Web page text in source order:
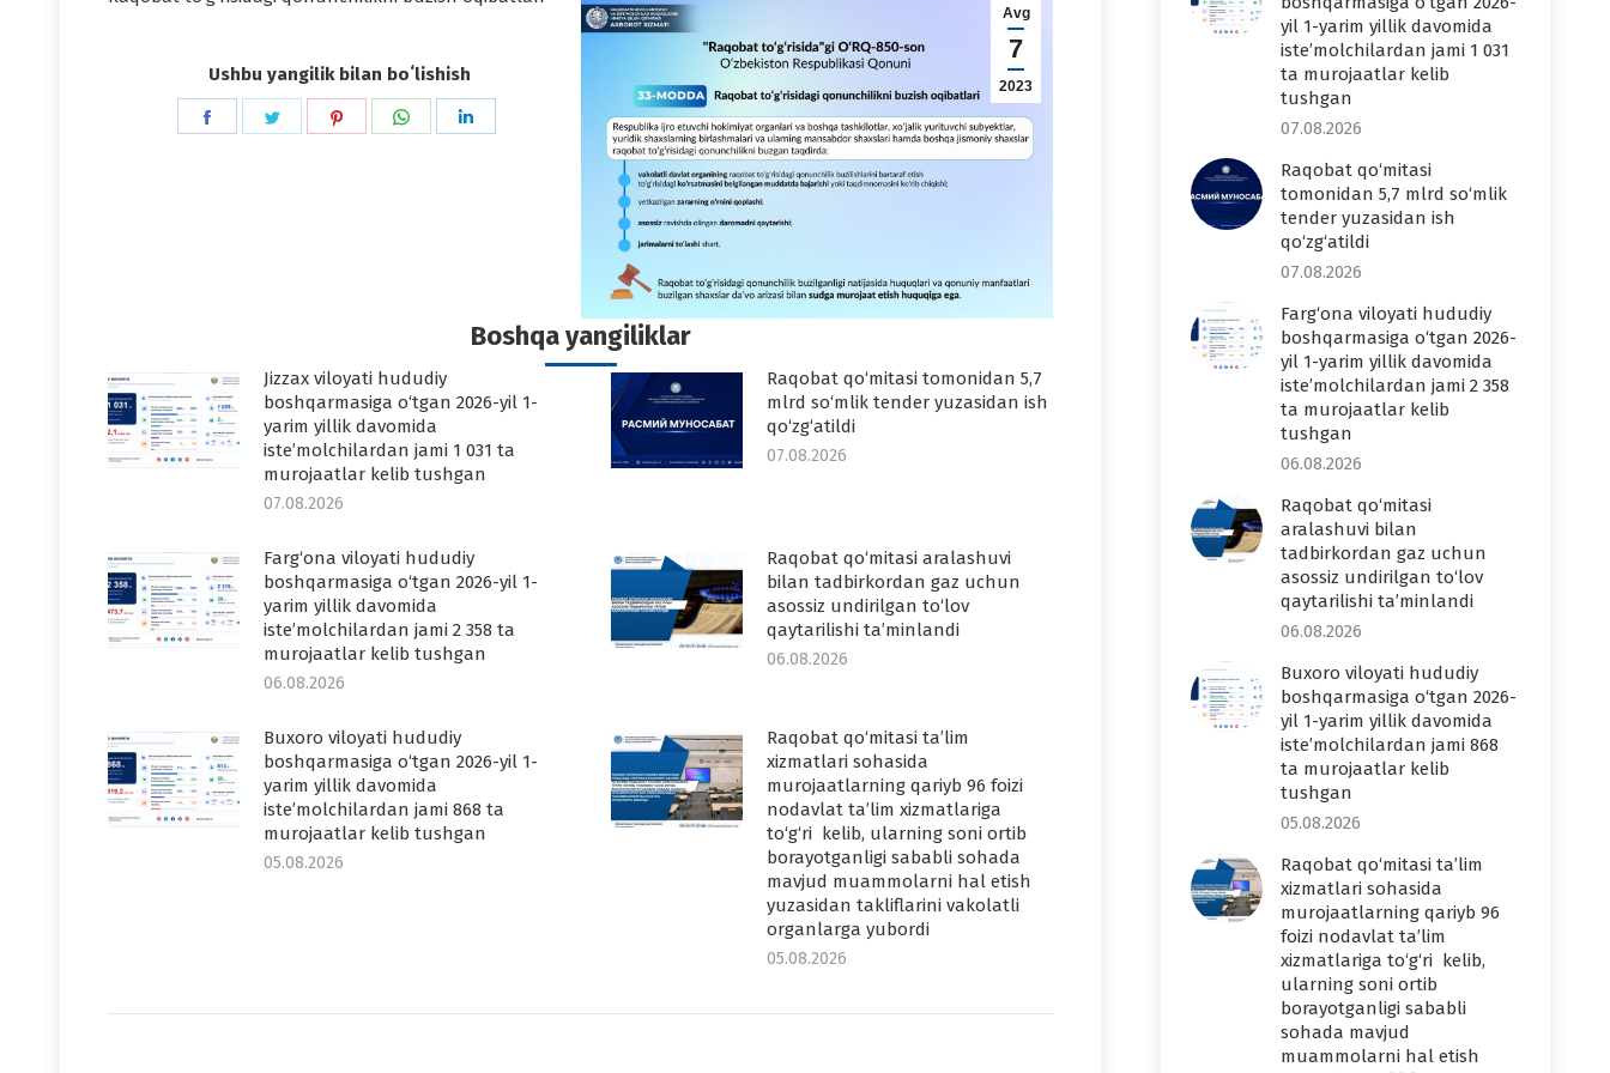
Avg
7
2023
Ushbu yangilik bilan boʻlishish
Share
Share
Share
Share
Boshqa yangiliklar
Jizzax viloyati hududiy
boshqarmasiga o‘tgan 2026-yil 1-
yarim yillik davomida
iste’molchilardan jami 1 031 ta
murojaatlar kelib tushgan
07.08.2026
Raqobat qo‘mitasi tomonidan 5,7
mlrd so‘mlik tender yuzasidan ish
qo‘zg‘atildi
07.08.2026
Farg‘ona viloyati hududiy
boshqarmasiga o‘tgan 2026-yil 1-
yarim yillik davomida
iste’molchilardan jami 2 358 ta
murojaatlar kelib tushgan
06.08.2026
Raqobat qo‘mitasi aralashuvi
bilan tadbirkordan gaz uchun
asossiz undirilgan to‘lov
qaytarilishi ta’minlandi
06.08.2026
Buxoro viloyati hududiy
boshqarmasiga o‘tgan 2026-yil 1-
yarim yillik davomida
iste’molchilardan jami 868 ta
murojaatlar kelib tushgan
05.08.2026
Raqobat qo‘mitasi ta’lim
xizmatlari sohasida
murojaatlarning qariyb 96 foizi
nodavlat ta’lim xizmatlariga
to‘g‘ri kelib, ularning soni ortib
borayotganligi sababli sohada
mavjud muammolarni hal etish
yuzasidan takliflarini vakolatli
organlarga yubordi
05.08.2026
yil 1-yarim yillik davomida
iste’molchilardan jami 1 031
ta murojaatlar kelib
tushgan
07.08.2026
Raqobat qo‘mitasi
tomonidan 5,7 mlrd so‘mlik
tender yuzasidan ish
qo‘zg‘atildi
07.08.2026
Farg‘ona viloyati hududiy
boshqarmasiga o‘tgan 2026-
yil 1-yarim yillik davomida
iste’molchilardan jami 2 358
ta murojaatlar kelib
tushgan
06.08.2026
Raqobat qo‘mitasi
aralashuvi bilan
tadbirkordan gaz uchun
asossiz undirilgan to‘lov
qaytarilishi ta’minlandi
06.08.2026
Buxoro viloyati hududiy
boshqarmasiga o‘tgan 2026-
yil 1-yarim yillik davomida
iste’molchilardan jami 868
ta murojaatlar kelib
tushgan
05.08.2026
Raqobat qo‘mitasi ta’lim
xizmatlari sohasida
murojaatlarning qariyb 96
foizi nodavlat ta’lim
xizmatlariga to‘g‘ri kelib,
ularning soni ortib
borayotganligi sababli
sohada mavjud
muammolarni hal etish